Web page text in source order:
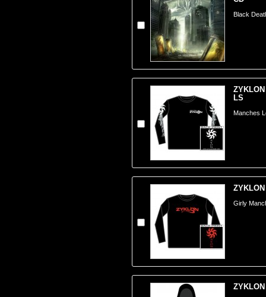
Black
LS
Manches
Girly